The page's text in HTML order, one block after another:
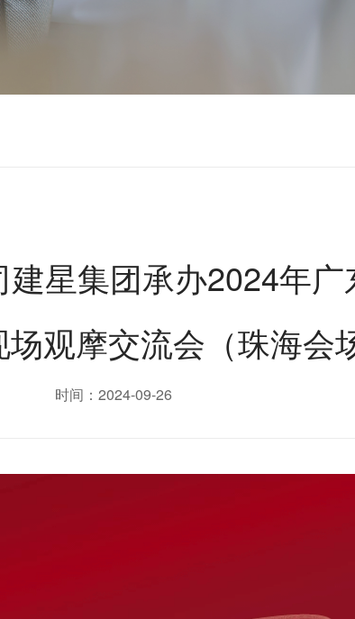
星集团承办2024年
场观摩交流会（珠海会
时间：2024-09-26